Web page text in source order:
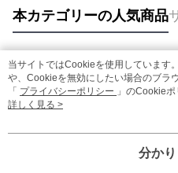
本カテゴリーの人気商品
人気タグ
当サイトではCookieを使用しています
や、Cookieを無効にしたい場合のブラ
「 プライバシーポリシー 」のCookie
が、当サイトを引き続き使用される場
詳しく見る >
分か